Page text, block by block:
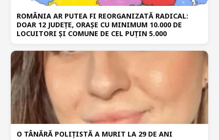
ROMÂNIA AR PUTEA FI REORGANIZATĂ RADICAL:
DOAR 12 JUDEȚE, ORAȘE CU MINIMUM 10.000 DE
LOCUITORI ȘI COMUNE DE CEL PUȚIN 5.000
O TÂNĂRĂ POLIȚISTĂ A MURIT LA 29 DE ANI